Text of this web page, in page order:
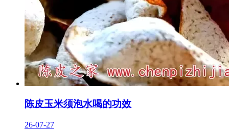
陈皮玉米须泡水喝的功效
26-07-27